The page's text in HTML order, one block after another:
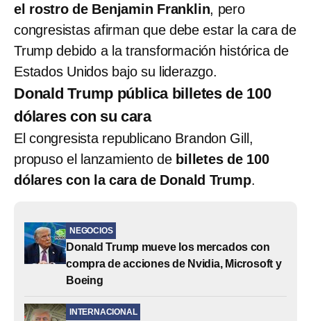
el rostro de Benjamin Franklin, pero
congresistas afirman que debe estar la cara de
Trump debido a la transformación histórica de
Estados Unidos bajo su liderazgo.
Donald Trump pública billetes de 100
dólares con su cara
El congresista republicano Brandon Gill,
propuso el lanzamiento de billetes de 100
dólares con la cara de Donald Trump.
NEGOCIOS
Donald Trump mueve los mercados con
compra de acciones de Nvidia, Microsoft y
Boeing
INTERNACIONAL